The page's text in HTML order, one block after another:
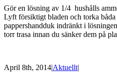
Gör en lösning av 1/4 hushålls
Lyft försiktigt bladen och torka
pappershandduk indränkt i
torr trasa innan du sänker dem på
April 8th, 2014|Aktuellt|